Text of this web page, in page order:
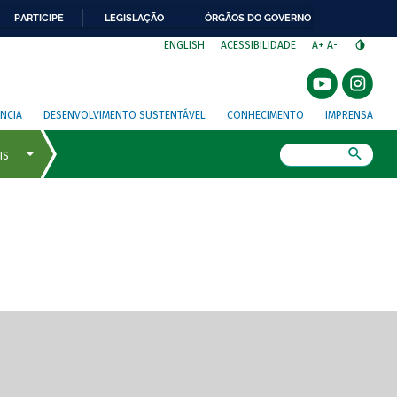
PARTICIPE LEGISLAÇÃO ÓRGÃOS DO GOVERNO
ENGLISH ACESSIBILIDADE A+ A-
DESENVOLVIMENTO SUSTENTÁVEL CONHECIMENTO IMPRENSA
de tela